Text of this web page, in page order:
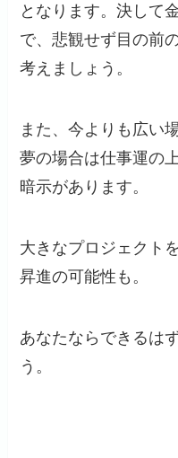
となります。決して
で、悲観せず目の前
考えましょう。
また、今よりも広い
夢の場合は仕事運の
暗示があります。
大きなプロジェクト
昇進の可能性も。
あなたならできるは
う。